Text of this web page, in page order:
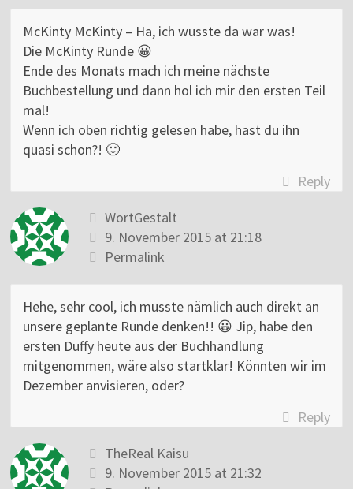
McKinty McKinty – Ha, ich wusste da war was!
Die McKinty Runde 😀
Ende des Monats mach ich meine nächste
Buchbestellung und dann hol ich mir den ersten Teil
mal!
Wenn ich oben richtig gelesen habe, hast du ihn
quasi schon?! 🙂
Reply
WortGestalt
9. November 2015 at 21:18
Permalink
Hehe, sehr cool, ich musste nämlich auch direkt an
unsere geplante Runde denken!! 😀 Jip, habe den
ersten Duffy heute aus der Buchhandlung
mitgenommen, wäre also startklar! Könnten wir im
Dezember anvisieren, oder?
Reply
TheReal Kaisu
9. November 2015 at 21:32